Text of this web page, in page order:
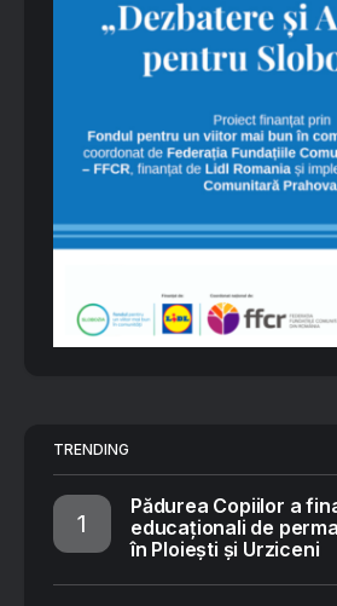
TRENDING
Pădurea Copiilor a
educaționali de
în Ploiești și Urziceni